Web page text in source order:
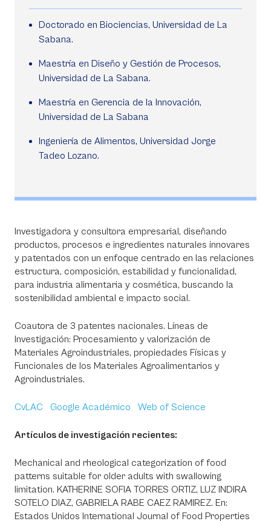
Doctorado en Biociencias, Universidad de La
Sabana.
Maestría en Diseño y Gestión de Procesos,
Universidad de La Sabana.
Maestría en Gerencia de la Innovación,
Universidad de La Sabana
Ingeniería de Alimentos, Universidad Jorge
Tadeo Lozano.
Investigadora y consultora empresarial, diseñando
productos, procesos e ingredientes naturales innovares
y patentados con un enfoque centrado en las relaciones
estructura, composición, estabilidad y funcionalidad,
para industria alimentaria y cosmética, buscando la
sostenibilidad ambiental e impacto social.
Coautora de 3 patentes nacionales. Líneas de
Investigación: Procesamiento y valorización de
Materiales Agroindustriales, propiedades Físicas y
Funcionales de los Materiales Agroalimentarios y
Agroindustriales.
CvLAC Google Académico Web of Science
Artículos de investigación recientes:
Mechanical and rheological categorization of food
patterns suitable for older adults with swallowing
limitation. KATHERINE SOFIA TORRES ORTIZ, LUZ INDIRA
SOTELO DIAZ, GABRIELA RABE CAEZ RAMIREZ. En:
Estados Unidos International Journal of Food Properties